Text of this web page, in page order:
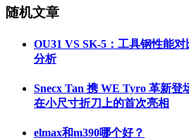
随机文章
OU31 VS SK-5：工具钢性能
分析
Snecx Tan 携 WE Tyro 革新登
在小尺寸折刀上的首次亮相
elmax和m390哪个好？